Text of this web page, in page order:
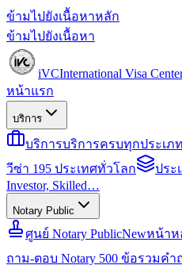
ข้ามไปยังเนื้อหาหลัก
ข้ามไปยังเนื้อหา
iVCInternational Visa
หน้าแรก
บริการ
บริการบริการครบทุกประเภ
วีซ่า 195 ประเทศทั่วโลก
ประ
Investor, Skilled…
Notary Public
ศูนย์ Notary PublicNewหน้าห
ถาม-ตอบ Notary 500 ข้อรวมคำ